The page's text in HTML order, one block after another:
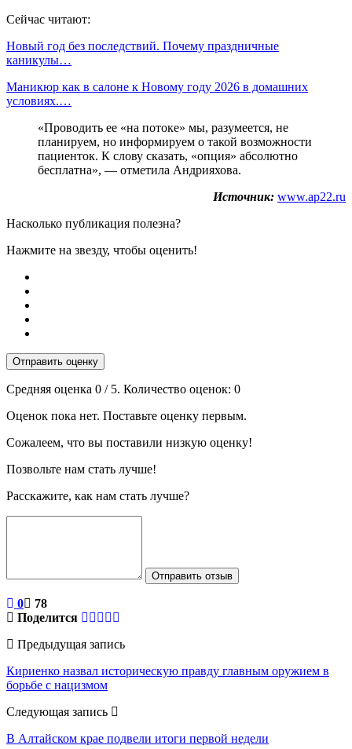
Сейчас читают:
Новый год без последствий. Почему праздничные
каникулы…
Маникюр как в салоне к Новому году 2026 в домашних
условиях.…
«Проводить ее «на потоке» мы, разумеется, не
планируем, но информируем о такой возможности
пациенток. К слову сказать, «опция» абсолютно
бесплатна», — отметила Андрияхова.
Источник: www.ap22.ru
Насколько публикация полезна?
Нажмите на звезду, чтобы оценить!
Отправить оценку
Средняя оценка 0 / 5. Количество оценок: 0
Оценок пока нет. Поставьте оценку первым.
Сожалеем, что вы поставили низкую оценку!
Позвольте нам стать лучше!
Расскажите, как нам стать лучше?
Отправить отзыв
0
78
Поделится
Предыдущая запись
Кириенко назвал историческую правду главным оружием в
борьбе с нацизмом
Следующая запись
В Алтайском крае подвели итоги первой недели